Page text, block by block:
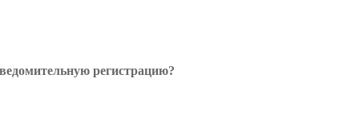
регистрацию?